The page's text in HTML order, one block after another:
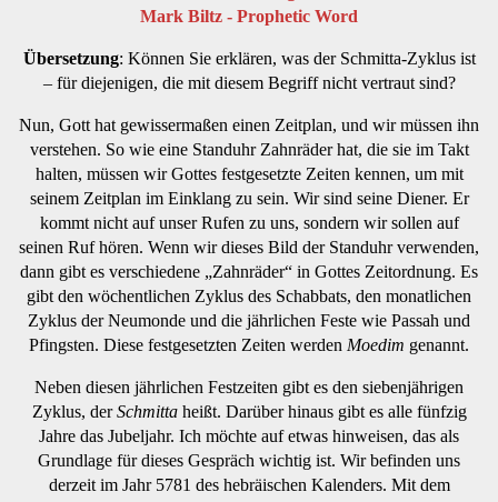
Mark Biltz - Prophetic Word
Übersetzung: Können Sie erklären, was der Schmitta-Zyklus ist
– für diejenigen, die mit diesem Begriff nicht vertraut sind?
Nun, Gott hat gewissermaßen einen Zeitplan, und wir müssen ihn
verstehen. So wie eine Standuhr Zahnräder hat, die sie im Takt
halten, müssen wir Gottes festgesetzte Zeiten kennen, um mit
seinem Zeitplan im Einklang zu sein. Wir sind seine Diener. Er
kommt nicht auf unser Rufen zu uns, sondern wir sollen auf
seinen Ruf hören. Wenn wir dieses Bild der Standuhr verwenden,
dann gibt es verschiedene „Zahnräder“ in Gottes Zeitordnung. Es
gibt den wöchentlichen Zyklus des Schabbats, den monatlichen
Zyklus der Neumonde und die jährlichen Feste wie Passah und
Pfingsten. Diese festgesetzten Zeiten werden Moedim genannt.
Neben diesen jährlichen Festzeiten gibt es den siebenjährigen
Zyklus, derSchmittaheißt. Darüber hinaus gibt es alle fünfzig
Jahre das Jubeljahr. Ich möchte auf etwas hinweisen, das als
Grundlage für dieses Gespräch wichtig ist. Wir befinden uns
derzeit im Jahr 5781 des hebräischen Kalenders. Mit dem